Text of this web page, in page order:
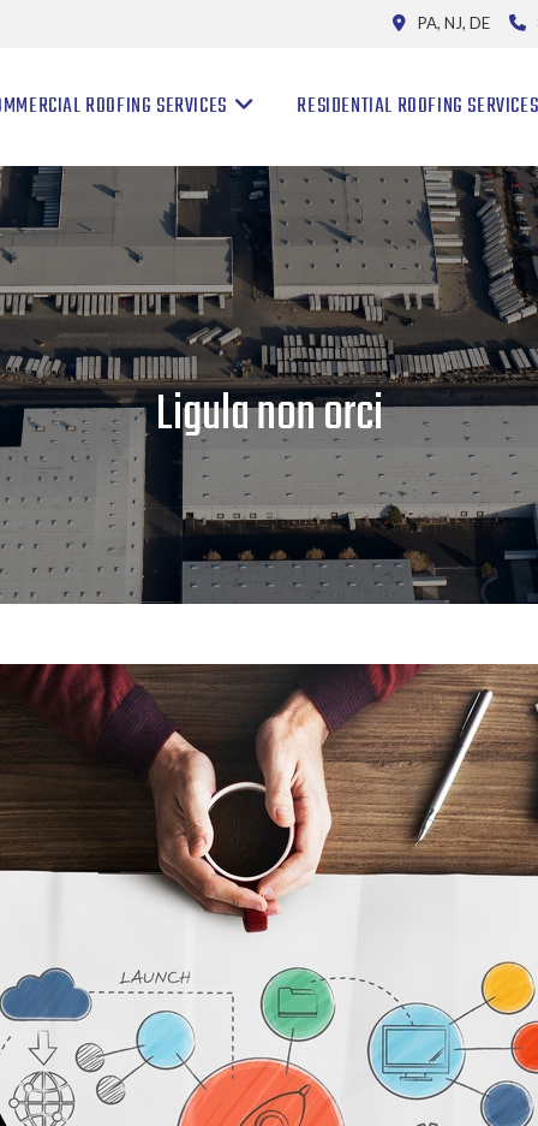
PA, NJ, DE
ROOFING SERVICES RESIDENTIAL ROOFING SERVICES
Ligula non orci